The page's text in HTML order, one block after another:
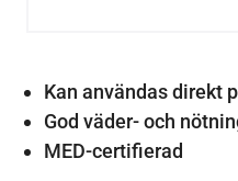
Kan användas direkt
God väder- och
MED-certifierad